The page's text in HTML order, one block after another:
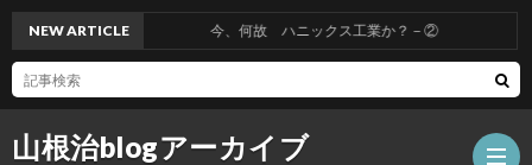
山根治blogアーカイブ
NEW ARTICLE 今、何故 ハニックス工業か？－②